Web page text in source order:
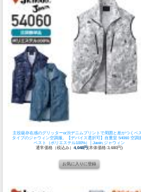
主役級存在感のグリッターor渋デニムプリントで周囲と差がつくベ
タイプのジャウィン空調服。
【デバイス選択可】自重堂 54060 空
ベスト（ポリエステル100%）│Jawin,ジャウィン
通常価格（税込み）4,048円(本体価格:3,680円)